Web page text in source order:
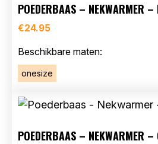
POEDERBAAS – NEKWARMER –
€24.95
Beschikbare maten:
onesize
POEDERBAAS – NEKWARMER –